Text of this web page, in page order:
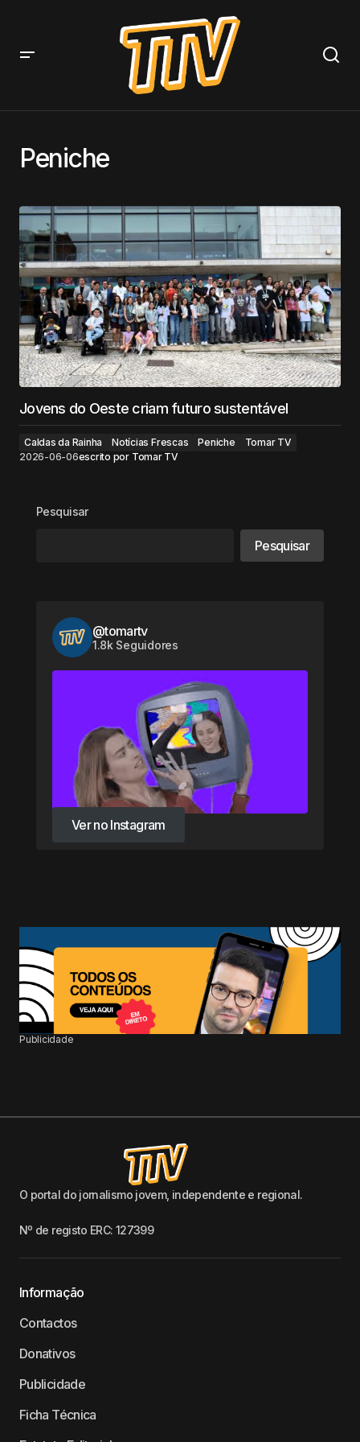
Peniche
Jovens do Oeste criam futuro sustentável
Caldas da Rainha Notícias Frescas Peniche
Tomar TV
2026-06-06escrito por Tomar TV
Pesquisar
Pesquisar
@tomartv
1.8k Seguidores
Ver no Instagram
Ver no Instagram
Publicidade
O portal do jornalismo jovem, independente e regional.
Nº de registo ERC: 127399
Informação
Contactos
Donativos
Publicidade
Ficha Técnica